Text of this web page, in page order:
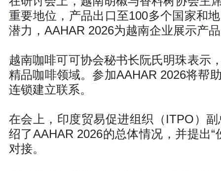
重要地位，产品出口至100多个国家和
潜力，AAHAR 2026为越南企业展示产
越南咖啡可可协会秘书长阮氏明珠表示
精品咖啡领域。参加AAHAR 2026将帮
连锁建立联系。
在会上，印度贸易促进组织（ITPO）
绍了AAHAR 2026的总体情况，并提出
对接。